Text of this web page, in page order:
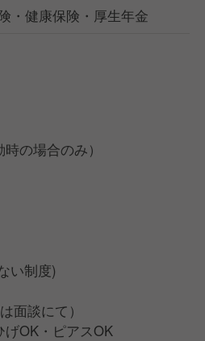
・健康保険・厚生年金
の場合のみ）
い制度)
面談にて）
OK・ピアスOK